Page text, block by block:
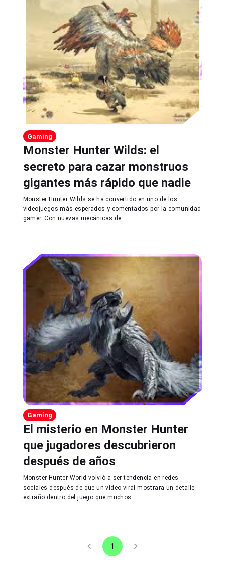
Gaming
Monster Hunter Wilds: el
secreto para cazar monstruos
gigantes más rápido que nadie
Monster Hunter Wilds se ha convertido en uno de los
videojuegos más esperados y comentados por la comunidad
gamer. Con nuevas mecánicas de...
Gaming
El misterio en Monster Hunter
que jugadores descubrieron
después de años
Monster Hunter World volvió a ser tendencia en redes
sociales después de que un video viral mostrara un detalle
extraño dentro del juego que muchos...
1